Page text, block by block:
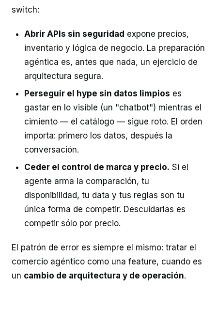
switch:
Abrir APIs sin seguridad expone precios,
inventario y lógica de negocio. La preparación
agéntica es, antes que nada, un ejercicio de
arquitectura segura.
Perseguir el hype sin datos limpios es
gastar en lo visible (un "chatbot") mientras el
cimiento — el catálogo — sigue roto. El orden
importa: primero los datos, después la
conversación.
Ceder el control de marca y precio. Si el
agente arma la comparación, tu
disponibilidad, tu data y tus reglas son tu
única forma de competir. Descuidarlas es
competir sólo por precio.
El patrón de error es siempre el mismo: tratar el
comercio agéntico como una feature, cuando es
un cambio de arquitectura y de operación.